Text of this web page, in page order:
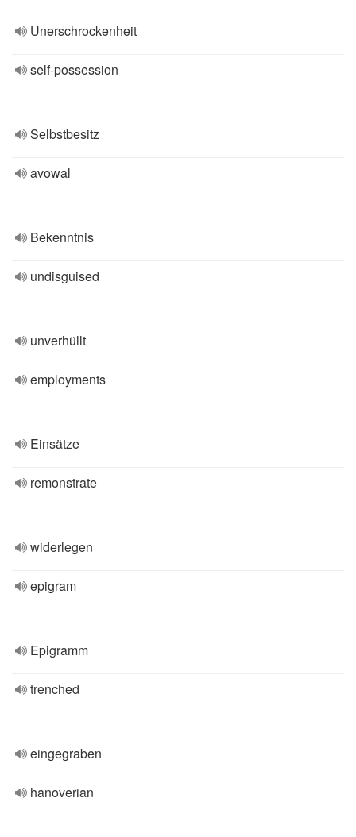
Unerschrockenheit
self-possession
Selbstbesitz
avowal
Bekenntnis
undisguised
unverhüllt
employments
Einsätze
remonstrate
widerlegen
epigram
Epigramm
trenched
eingegraben
hanoverian